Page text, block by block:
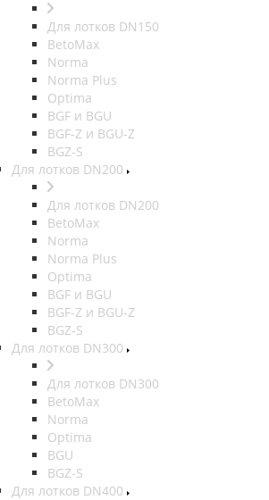
Для лотков DN150
BetoMax
Norma
Norma Plus
Optima
BGF и BGU
BGF-Z и BGU-Z
BGZ-S
Для лотков DN200
Для лотков DN200
BetoMax
Norma
Norma Plus
Optima
BGF и BGU
BGF-Z и BGU-Z
BGZ-S
Для лотков DN300
Для лотков DN300
BetoMax
Norma
Optima
BGU
BGZ-S
Для лотков DN400